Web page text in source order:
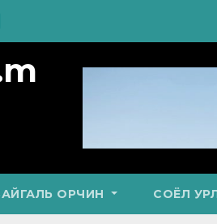
ОРЧИН СОЁЛ